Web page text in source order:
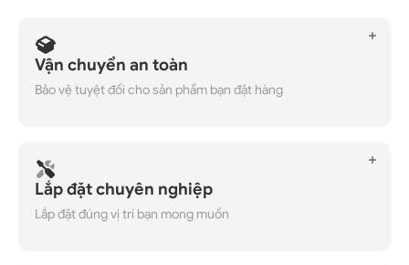
Vận chuyển an toàn
Bảo vệ tuyệt đối cho sản phẩm bạn đặt hàng
Lắp đặt chuyên nghiệp
Lắp đặt đúng vị trí bạn mong muốn